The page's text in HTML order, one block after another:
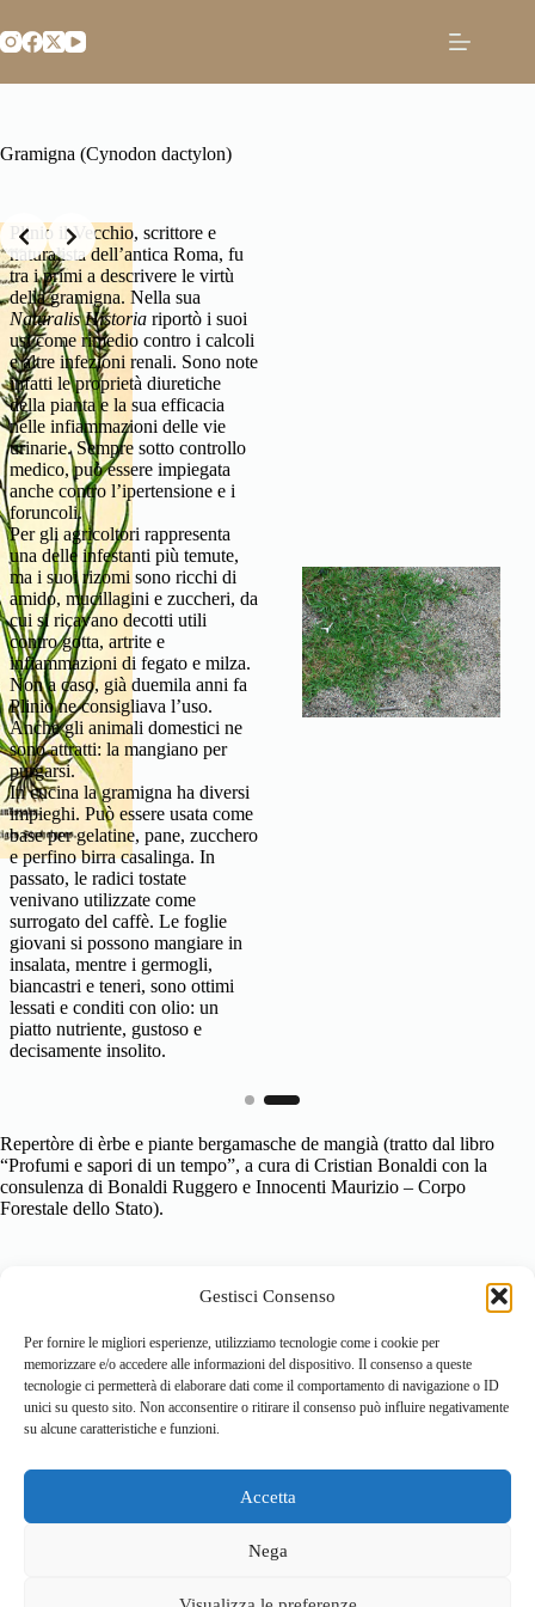
Gestisci Consenso
Per fornire le migliori esperienze, utilizziamo tecnologie come i cookie per
memorizzare e/o accedere alle informazioni del dispositivo. Il consenso a queste
tecnologie ci permetterà di elaborare dati come il comportamento di navigazione o ID
unici su questo sito. Non acconsentire o ritirare il consenso può influire negativamente
su alcune caratteristiche e funzioni.
Accetta
Nega
al
contenuto
Gramigna (Cynodon dactylon)
Plinio il Vecchio, scrittore e
naturalista dell’antica Roma, fu
tra i primi a descrivere le virtù
della gramigna. Nella sua
Naturalis Historia riportò i suoi
usi come rimedio contro i calcoli
e altre infezioni renali. Sono note
infatti le proprietà diuretiche
della pianta e la sua efficacia
nelle infiammazioni delle vie
urinarie. Sempre sotto controllo
medico, può essere impiegata
anche contro l’ipertensione e i
foruncoli.
Per gli agricoltori rappresenta
una delle infestanti più temute,
ma i suoi rizomi sono ricchi di
amido, mucillagini e zuccheri, da
cui si ricavano decotti utili
contro gotta, artrite e
infiammazioni di fegato e milza.
Non a caso, già duemila anni fa
Plinio ne consigliava l’uso.
Anche gli animali domestici ne
sono attratti: la mangiano per
purgarsi.
In cucina la gramigna ha diversi
impieghi. Può essere usata come
base per gelatine, pane, zucchero
e perfino birra casalinga. In
passato, le radici tostate
venivano utilizzate come
surrogato del caffè. Le foglie
giovani si possono mangiare in
insalata, mentre i germogli,
biancastri e teneri, sono ottimi
lessati e conditi con olio: un
piatto nutriente, gustoso e
decisamente insolito.
Slide 2 of 2
Repertòre di èrbe e piante bergamasche de mangià (tratto dal libro
“Profumi e sapori di un tempo”, a cura di Cristian Bonaldi con la
consulenza di Bonaldi Ruggero e Innocenti Maurizio – Corpo
Forestale dello Stato).
Vivi la Montagna
Cucina e prodotti tipici